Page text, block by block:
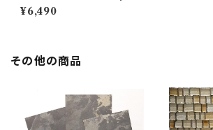
¥6,490
その他の商品